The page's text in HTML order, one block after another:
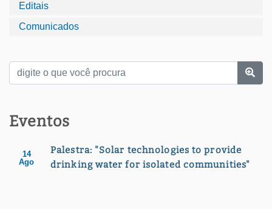
Editais
Comunicados
Eventos
14
Ago
Palestra: "Solar technologies to provide
drinking water for isolated communities"